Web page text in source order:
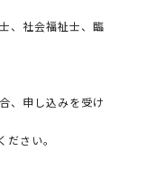
会福祉士、臨
し込みを受け
い。